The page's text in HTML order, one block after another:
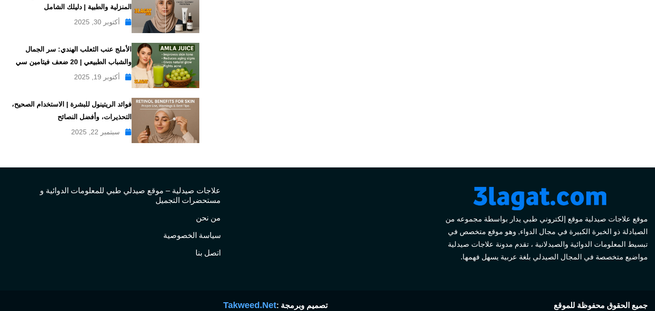
المنزلية والطبية | دليلك الشامل
أكتوبر 30, 2025
الأملج عنب الثعلب الهندي: سر الجمال
والشباب الطبيعي | 20 ضعف فيتامين سي
أكتوبر 19, 2025
فوائد الريتينول للبشرة | الاستخدام الصحيح،
التحذيرات، وأفضل النصائح
سبتمبر 22, 2025
موقع علاجات صيدلية موقع إلكتروني طبي يدار بواسطة مجموعه من
الصيادلة ذو الخبرة الكبيرة في مجال الدواء, وهو موقع متخصص في
تبسيط المعلومات الدوائية والصيدلانية ، تقدم مدونة علاجات صيدلية
مواضيع متخصصة في المجال الصيدلي بلغة عربية يسهل فهمها.
علاجات صيدلية – موقع صيدلي طبي للمعلومات الدوائية و
مستحضرات التجميل
من نحن
سياسة الخصوصية
اتصل بنا
جميع الحقوق محفوظة للموقع تصميم وبرمجة :Takweed.Net